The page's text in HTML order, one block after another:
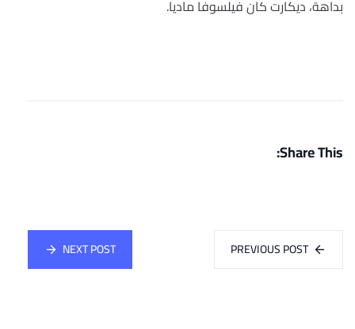
بداهة، ديكارت كان فيلسوفا ماديا.
Share This:
PREVIOUS POST
NEXT POST